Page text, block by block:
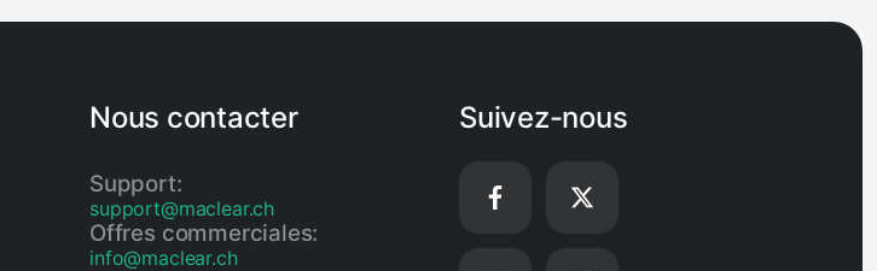
Nous contacter
Support:
support@maclear.ch
Offres commerciales:
info@maclear.ch
Suivez-nous